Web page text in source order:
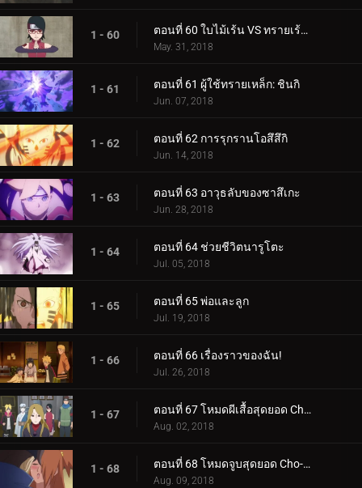
1 - 60 ตอนที่ 60 ใบไม้เร้น VS ทรายเร้นลับ
May. 31, 2018
1 - 61 ตอนที่ 61 ผู้ใช้ทรายเหล็ก: ชินกิ
Jun. 07, 2018
1 - 62 ตอนที่ 62 การรุกรานโอสึสึกิ
Jun. 14, 2018
1 - 63 ตอนที่ 63 อาวุธลับของซาสึเกะ
Jun. 28, 2018
1 - 64 ตอนที่ 64 ช่วยชีวิตนารูโตะ
Jul. 05, 2018
1 - 65 ตอนที่ 65 พ่อและลูก
Jul. 19, 2018
1 - 66 ตอนที่ 66 เรื่องราวของฉัน!
Jul. 26, 2018
1 - 67 ตอนที่ 67 โหมดผีเสื้อสุดยอด Cho-Cho!
Aug. 02, 2018
1 - 68 ตอนที่ 68 โหมดจูบสุดยอด Cho-Cho!
Aug. 09, 2018